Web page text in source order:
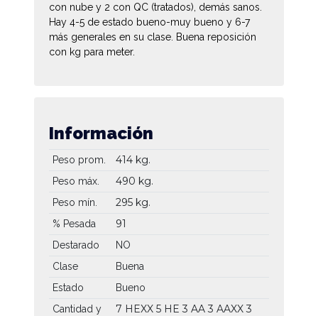
con nube y 2 con QC (tratados), demás sanos.
Hay 4-5 de estado bueno-muy bueno y 6-7
más generales en su clase. Buena reposición
con kg para meter.
Información
Peso prom. 414 kg.
Peso máx. 490 kg.
Peso mín. 295 kg.
% Pesada 91
Destarado
NO
Clase
Buena
Estado
Bueno
Cantidad y
7 HEXX 5 HE 3 AA 3 AAXX3